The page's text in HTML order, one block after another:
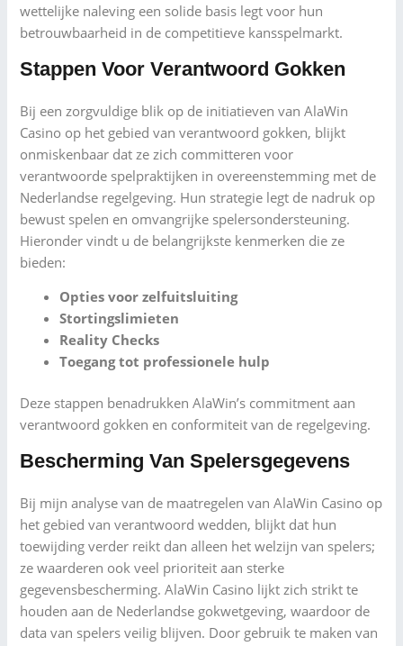
wettelijke naleving een solide basis legt voor hun
betrouwbaarheid in de competitieve kansspelmarkt.
Stappen Voor Verantwoord Gokken
Bij een zorgvuldige blik op de initiatieven van AlaWin
Casino op het gebied van verantwoord gokken, blijkt
onmiskenbaar dat ze zich committeren voor
verantwoorde spelpraktijken in overeenstemming met de
Nederlandse regelgeving. Hun strategie legt de nadruk op
bewust spelen en omvangrijke spelersondersteuning.
Hieronder vindt u de belangrijkste kenmerken die ze
bieden:
Opties voor zelfuitsluiting
Stortingslimieten
Reality Checks
Toegang tot professionele hulp
Deze stappen benadrukken AlaWin’s commitment aan
verantwoord gokken en conformiteit van de regelgeving.
Bescherming Van Spelersgegevens
Bij mijn analyse van de maatregelen van AlaWin Casino op
het gebied van verantwoord wedden, blijkt dat hun
toewijding verder reikt dan alleen het welzijn van spelers;
ze waarderen ook veel prioriteit aan sterke
gegevensbescherming. AlaWin Casino lijkt zich strikt te
houden aan de Nederlandse gokwetgeving, waardoor de
data van spelers veilig blijven. Door gebruik te maken van